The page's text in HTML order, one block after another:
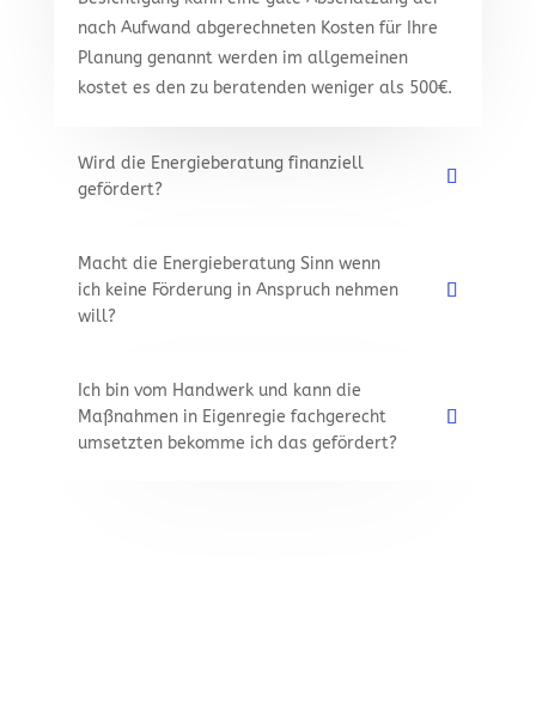
nach Aufwand abgerechneten Kosten für Ihre
Planung genannt werden im allgemeinen
kostet es den zu beratenden weniger als 500€.
Wird die Energieberatung finanziell
gefördert?
Macht die Energieberatung Sinn wenn
ich keine Förderung in Anspruch nehmen
will?
Ich bin vom Handwerk und kann die
Maßnahmen in Eigenregie fachgerecht
umsetzten bekomme ich das gefördert?